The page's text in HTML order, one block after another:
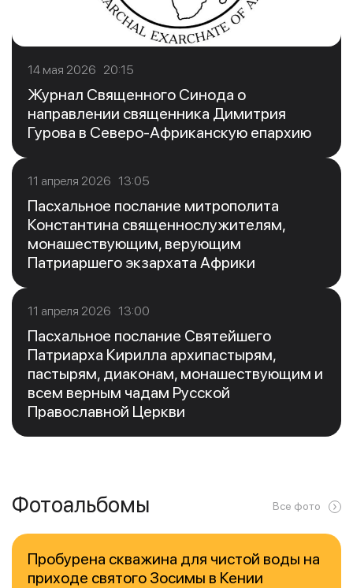
14 мая 2026 20:15
Журнал Священного Синода о
направлении священника Димитрия
Гурова в Северо-Африканскую епархию
11 апреля 2026 13:05
Пасхальное послание митрополита
Константина священнослужителям,
монашествующим, верующим
Патриаршего экзархата Африки
11 апреля 2026 13:00
Пасхальное послание Святейшего
Патриарха Кирилла архипастырям,
пастырям, диаконам, монашествующим и
всем верным чадам Русской
Православной Церкви
Фотоальбомы Все фото
Пробурена скважина для чистой воды на
приходе святого Зосимы в Кении